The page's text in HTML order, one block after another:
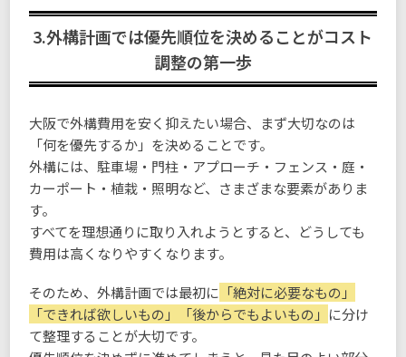
3.外構計画では優先順位を決めることがコスト
調整の第一歩
大阪で外構費用を安く抑えたい場合、まず大切なのは
「何を優先するか」を決めることです。
外構には、駐車場・門柱・アプローチ・フェンス・庭・
カーポート・植栽・照明など、さまざまな要素がありま
す。
すべてを理想通りに取り入れようとすると、どうしても
費用は高くなりやすくなります。
そのため、外構計画では最初に 「絶対に必要なもの」
「できれば欲しいもの」「後からでもよいもの」 に分け
て整理することが大切です。